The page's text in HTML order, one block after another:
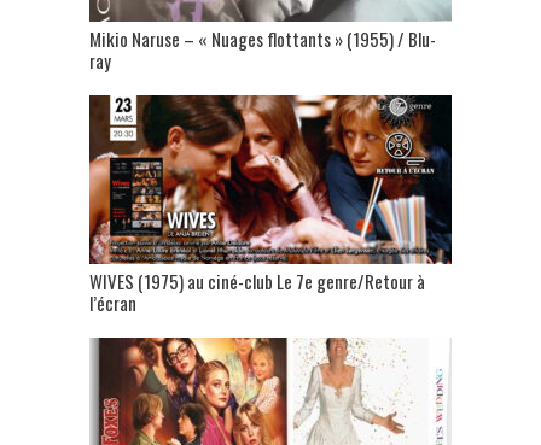
Mikio Naruse – « Nuages flottants » (1955) / Blu-
ray
WIVES (1975) au ciné-club Le 7e genre/Retour à
l’écran